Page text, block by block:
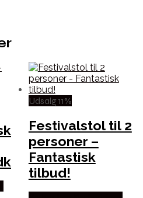
Udsalg 11%
Festivalstol til 2
personer –
Fantastisk
tilbud!